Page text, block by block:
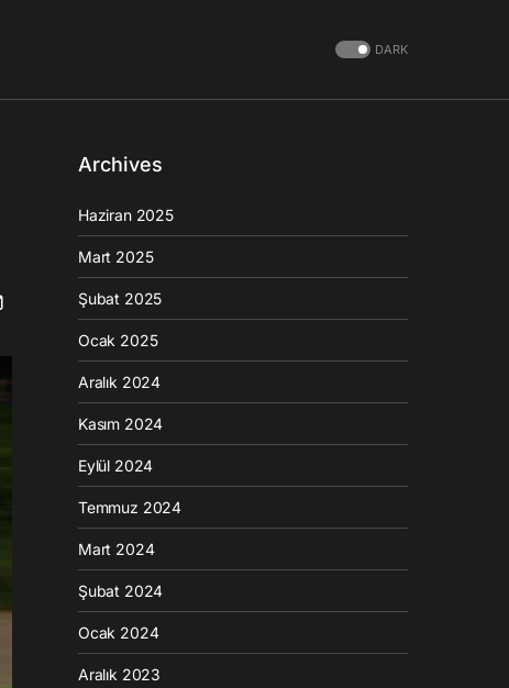
DARK
Archives
Haziran 2025
Mart 2025
Şubat 2025
Ocak 2025
Aralık 2024
Kasım 2024
Eylül 2024
Temmuz 2024
Mart 2024
Şubat 2024
Ocak 2024
Aralık 2023